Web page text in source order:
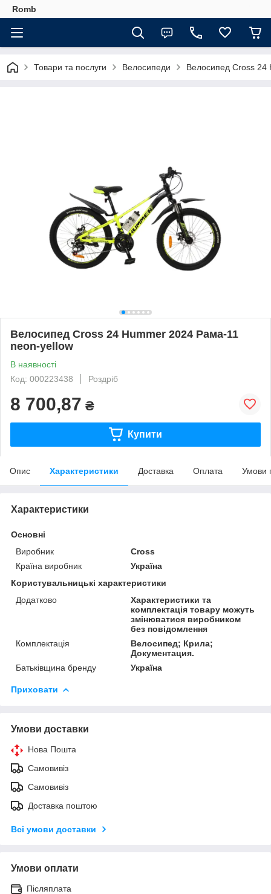
Romb
Товари та послуги Велосипеди Велосипед Cross
Велосипед Cross 24 Hummer 2024 Рама-11
neon-yellow
В наявності
Код: 000223438
Роздріб
8 700,87 ₴
Купити
Опис Характеристики Доставка Оплата Умови
Характеристики
Основні
Виробник
Cross
Країна виробник
Україна
Користувальницькі характеристики
Додатково
Характеристики та
комплектація товару можуть
змінюватися виробником
без повідомлення
Комплектація
Велосипед; Крила;
Документация.
Батьківщина бренду
Україна
Приховати
Умови доставки
Нова Пошта
Самовивіз
Самовивіз
Доставка поштою
Всі умови доставки
Умови оплати
Післяплата